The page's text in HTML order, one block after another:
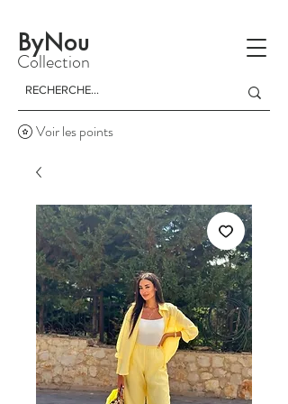
ByNou
Collection
Voir les points